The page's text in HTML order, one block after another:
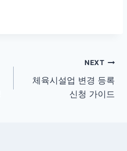
NEXT
체육시설업 변경 등록
신청 가이드